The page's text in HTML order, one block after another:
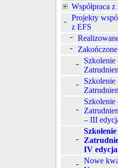
Współpraca z
Projekty
z EFS
Zakończone
Szkolenie
Szkolenie
Szkolenie
– III
IV edycja
Nowe